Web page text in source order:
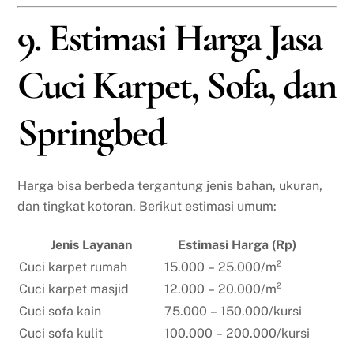
9. Estimasi Harga Jasa
Cuci Karpet, Sofa, dan
Springbed
Harga bisa berbeda tergantung jenis bahan, ukuran,
dan tingkat kotoran. Berikut estimasi umum:
Jenis Layanan
Estimasi Harga (Rp)
Cuci karpet rumah
15.000 – 25.000/m²
Cuci karpet masjid
12.000 – 20.000/m²
Cuci sofa kain
75.000 – 150.000/kursi
Cuci sofa kulit
100.000 – 200.000/kursi